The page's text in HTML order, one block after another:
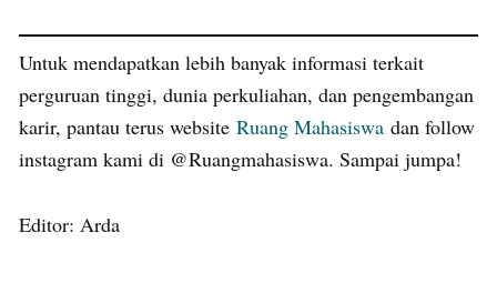
Untuk mendapatkan lebih banyak informasi terkait
perguruan tinggi, dunia perkuliahan, dan pengembangan
karir, pantau terus website Ruang Mahasiswa dan follow
instagram kami di @Ruangmahasiswa. Sampai jumpa!
Editor: Arda